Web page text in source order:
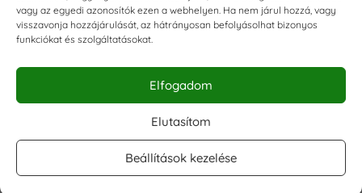
vagy az egyedi azonosítók ezen a webhelyen. Ha nem járul hozzá, vagy
visszavonja hozzájárulását, az hátrányosan befolyásolhat bizonyos
funkciókat és szolgáltatásokat.
Elfogadom
Elutasítom
Beállítások kezelése
E-mail:shop@torokszilvi.com
Telefon: +36 30 6767872
KÖZÖSSÉGI
Facebook csoport